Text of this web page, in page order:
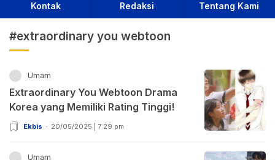
Kontak Redaksi Tentang Kami
#extraordinary you webtoon
Umam
Extraordinary You Webtoon Drama
Korea yang Memiliki Rating Tinggi!
Ekbis 20/05/2025 | 7:29 pm
Umam